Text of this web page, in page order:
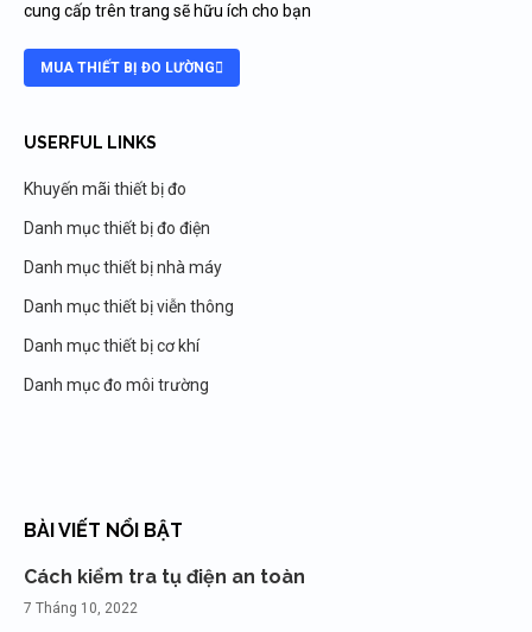
cung cấp trên trang sẽ hữu ích cho bạn
MUA THIẾT BỊ ĐO LƯỜNG
USERFUL LINKS
Khuyến mãi thiết bị đo
Danh mục thiết bị đo điện
Danh mục thiết bị nhà máy
Danh mục thiết bị viễn thông
Danh mục thiết bị cơ khí
Danh mục đo môi trường
BÀI VIẾT NỔI BẬT
Cách kiểm tra tụ điện an toàn
7 Tháng 10, 2022